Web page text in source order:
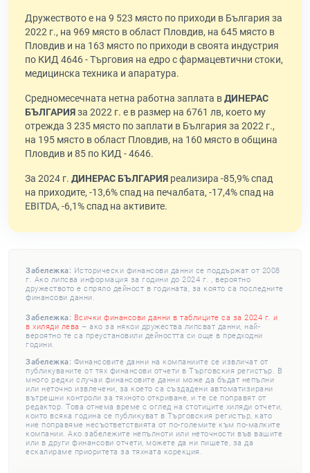
Дружеството е на 9 523 място по приходи в България за
2022 г., на 969 място в област Пловдив, на 645 място в
Пловдив и на 163 място по приходи в своята индустрия
по КИД 4646 - Търговия на едро с фармацевтични стоки,
медицинска техника и апаратура.
Средномесечната нетна работна заплата вДИНЕРАС
БЪЛГАРИЯза 2022 г. е в размер на 6761 лв, което му
отрежда 3 235 място по заплати в България за 2022 г.,
на 195 място в област Пловдив, на 160 място в община
Пловдив и 85 по КИД - 4646.
За 2024 г. ДИНЕРАС БЪЛГАРИЯ реализира -85,9% спад
на приходите, -13,6% спад на печалбата, -17,4% спад на
EBITDA, -6,1% спад на активите.
Забележка: Исторически финансови данни се поддържат от 2008
г. Ако липсва информация за години до 2024 г. , вероятно
дружеството е спряло дейност в годината, за която са последните
финансови данни.
Забележка: Всички финансови данни в таблиците са за 2024 г. и
в хиляди лева – ако за някои дружества липсват данни, най-
вероятно те са преустановили дейността си още в предходни
години.
Забележка: Финансовите данни на компаниите се извличат от
публикуваните от тях финансови отчети в Търговския регистър. В
много редки случаи финансовите данни може да бъдат непълни
или неточно извлечени, за което са създадени автоматизирани
вътрешни контроли за тяхното откриване, и те се поправят от
редактор. Това отнема време с оглед на стотиците хиляди отчети,
които всяка година се публикуват в Търговския регистър, като
ние поправяме несъответствията от по-големите към по-малките
компании. Ако забележите непълноти или неточности във вашите
или в други финансови отчети, можете да ни пишете, за да
ескалираме приоритета за тяхната корекция.